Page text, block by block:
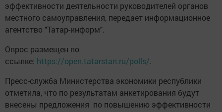
эффективности деятельности руководителей органов
местного самоуправления, передает информационное
агентство "Татар-информ".
Опрос размещен по
ссылке: https://open.tatarstan.ru/polls/.
Пресс-служба Министерства экономики республики
отметила, что по результатам анкетирования будут
внесены предложения по повышению эффективности